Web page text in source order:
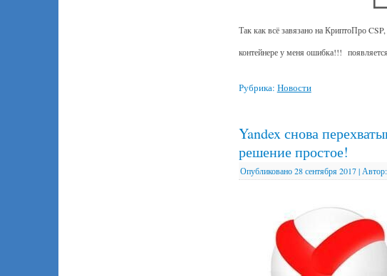
Так как всё завязано на КриптоПро
контейнере у меня ошибка!!!
Рубрика: Новости
Yandex снова
решение простое!
Опубликовано 28 сентября 2017| Автор: